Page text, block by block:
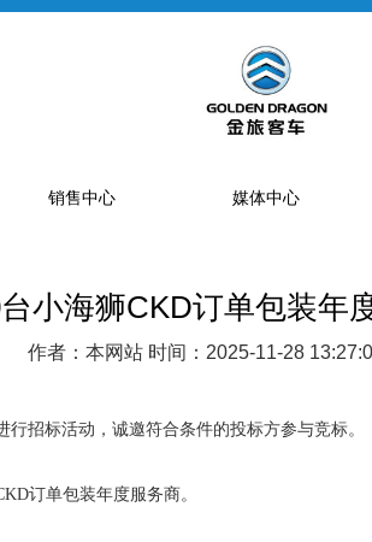
销售中心 媒体中心
提车流程
销售网点
大中巴经销商
新闻资讯
精彩视频
小海狮CKD订单包装年
作者：本网站 时间：2025-11-28
招标活动，诚邀符合条件的投标方参与竞标。
订单包装年度服务商。